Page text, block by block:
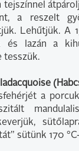
tejszínnel
a reszelt
Lehűtjük. A
és lazán a
tesszük.
a
sütünk 170